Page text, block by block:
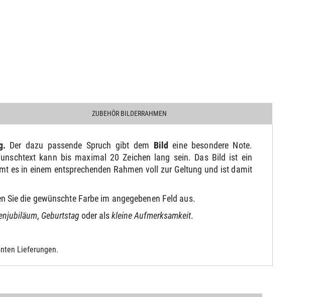
ZUBEHÖR BILDERRAHMEN
. Der dazu passende Spruch gibt dem Bild eine besondere Note.
kann bis maximal 20 Zeichen lang sein. Das Bild ist ein
es in einem entsprechenden Rahmen voll zur Geltung und ist damit
die gewünschte Farbe im angegebenen Feld aus.
, Geburtstagoder alskleine Aufmerksamkeit.
Lieferungen.